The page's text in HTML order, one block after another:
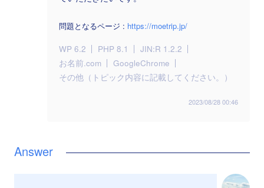
問題となるページ : https://moetrip.jp/
WP 6.2 PHP 8.1
JIN:R 1.2.2
お名前.com
GoogleChrome
その他（トピック内容に記載してください。）
2023/08/28 00:46